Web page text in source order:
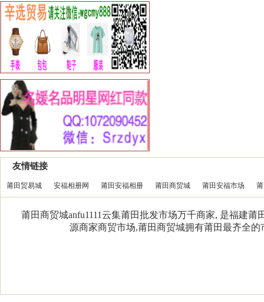
友情链接
莆田贸易城 安福相册网 莆田安福相册 莆田商贸城 莆田安福市场
莆田商贸城anfu1111云集莆田批发市场万千商家, 是福建
源商家商贸市场,莆田商贸城拥有莆田最齐全